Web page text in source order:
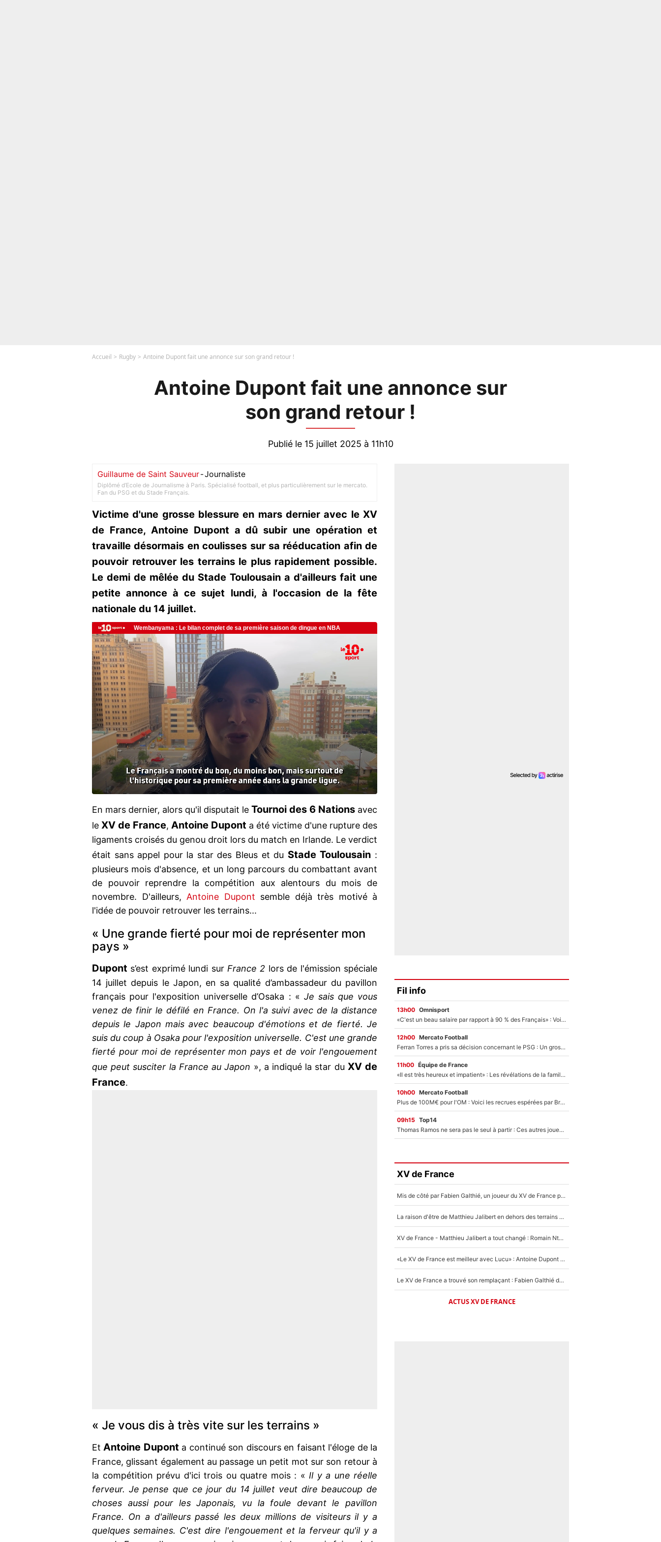
Accueil Rugby Antoine Dupont fait une annonce sur son grand retour !
Antoine Dupont fait une annonce sur
son grand retour !
Publié le 15 juillet 2025 à 11h10
Guillaume de Saint Sauveur-Journaliste
Diplômé d’Ecole de Journalisme à Paris. Spécialisé football, et plus particulièrement sur le mercato.
Fan du PSG et du Stade Français.
Victime d'une grosse blessure en mars dernier avec le XV
de France, Antoine Dupont a dû subir une opération et
travaille désormais en coulisses sur sa rééducation afin de
pouvoir retrouver les terrains le plus rapidement possible.
Le demi de mêlée du Stade Toulousain a d'ailleurs fait une
petite annonce à ce sujet lundi, à l'occasion de la fête
nationale du 14 juillet.
En mars dernier, alors qu'il disputait le Tournoi des 6 Nations avec
le XV de France, Antoine Dupont a été victime d'une rupture des
ligaments croisés du genou droit lors du match en Irlande. Le verdict
était sans appel pour la star des Bleus et du Stade Toulousain :
plusieurs mois d'absence, et un long parcours du combattant avant
de pouvoir reprendre la compétition aux alentours du mois de
novembre. D'ailleurs, Antoine Dupont semble déjà très motivé à
l'idée de pouvoir retrouver les terrains...
« Une grande fierté pour moi de représenter mon
pays »
Dupont s’est exprimé lundi sur France 2 lors de l'émission spéciale
14 juillet depuis le Japon, en sa qualité d’ambassadeur du pavillon
français pour l'exposition universelle d’Osaka : « Je sais que vous
venez de finir le défilé en France. On l'a suivi avec de la distance
depuis le Japon mais avec beaucoup d'émotions et de fierté. Je
suis du coup à Osaka pour l'exposition universelle. C'est une grande
fierté pour moi de représenter mon pays et de voir l'engouement
que peut susciter la France au Japon », a indiqué la star du XV de
France.
« Je vous dis à très vite sur les terrains »
EtAntoine Dupont a continué son discours en faisant l'éloge de la
France, glissant également au passage un petit mot sur son retour à
la compétition prévu d'ici trois ou quatre mois : « Il y a une réelle
ferveur. Je pense que ce jour du 14 juillet veut dire beaucoup de
choses aussi pour les Japonais, vu la foule devant le pavillon
France. On a d'ailleurs passé les deux millions de visiteurs il y a
quelques semaines. C'est dire l'engouement et la ferveur qu'il y a
Fil info
13h00 Omnisport
«C'est un beau salaire par rapport à 90 % des Français» : Voilà combien touchait Nelson Monfort sur France Télévisions avant de rejoindre CNews
12h00 Mercato Football
Ferran Torres a pris sa décision concernant le PSG : Un gros club étranger prêt à relancer le feuilleton pour la signature du champion du monde 2026 !
11h00 Équipe de France
«Il est très heureux et impatient» : Les révélations de la famille Zidane sur sa prise de pouvoir en équipe de France !
10h00 Mercato Football
Plus de 100M€ pour l'OM : Voici les recrues espérées par Bruno Genesio et Grégory Lorenzi après l’opération dégraissage
09h15 Top14
Thomas Ramos ne sera pas le seul à partir : Ces autres joueurs du XV de France pourraient aussi quitter le Stade Toulousain, un club de Top 14 est déjà sur les rangs
XV de France
Mis de côté par Fabien Galthié, un joueur du XV de France partage sa frustration : «ils ne me l’ont pas dit tout de suite»
La raison d'être de Matthieu Jalibert en dehors des terrains de rugby : «Ça m'atteint autant que si tu touches à un membre de ma famille»
XV de France - Matthieu Jalibert a tout changé : Romain Ntamack doit-il s’inquiéter pour sa place à un an de la Coupe du monde ?
«Le XV de France est meilleur avec Lucu» : Antoine Dupont doit-il s’inquiéter pour sa place ?
Le XV de France a trouvé son remplaçant : Fabien Galthié doit-il se passer d'Antoine Dupont ?
ACTUS XV DE FRANCE